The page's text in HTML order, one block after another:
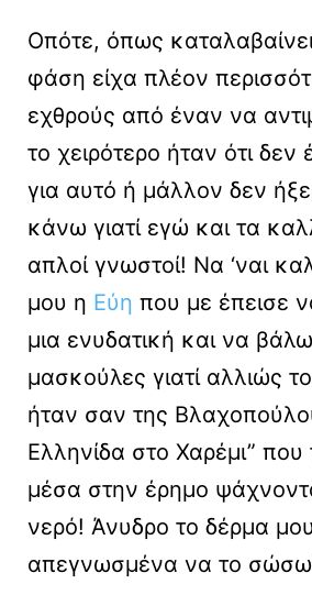
Οπότε, όπως
φάση είχα πλέον
εχθρούς από έναν να
το χειρότερο ήταν ότι δεν
για αυτό ή μάλλον δεν
κάνω γιατί εγώ και τα
απλοί γνωστοί! Να ‘ναι
μου η Εύη που με έπεισε
μια ενυδατική και να
μασκούλες γιατί αλλιώς
ήταν σαν της
Ελληνίδα στο Χαρέμι” που
μέσα στην έρημο
νερό! Άνυδρο το δέρμα
απεγνωσμένα να το